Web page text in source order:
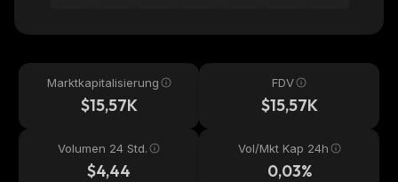
Marktkapitalisierung
$15,57K
FDV
$15,57K
Volumen 24 Std.
$4,44
Vol/Mkt Kap 24h
0,03%